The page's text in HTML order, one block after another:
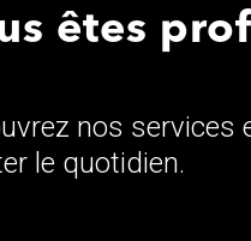
êtes
nos services
le quotidien.